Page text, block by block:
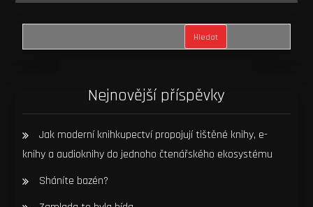
Hledat
Nejnovější příspěvky
Jak moderní knihkupectví propojují tištěné knihy, e-
knihy a audioknihy do jednoho čtenářského ekosystému
Sháníte bazén?